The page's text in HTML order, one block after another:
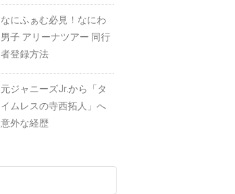
なにふぁむ必見！なにわ
男子 アリーナツアー 同行
者登録方法
元ジャニーズJr.から「タ
イムレスの寺西拓人」へ
意外な経歴